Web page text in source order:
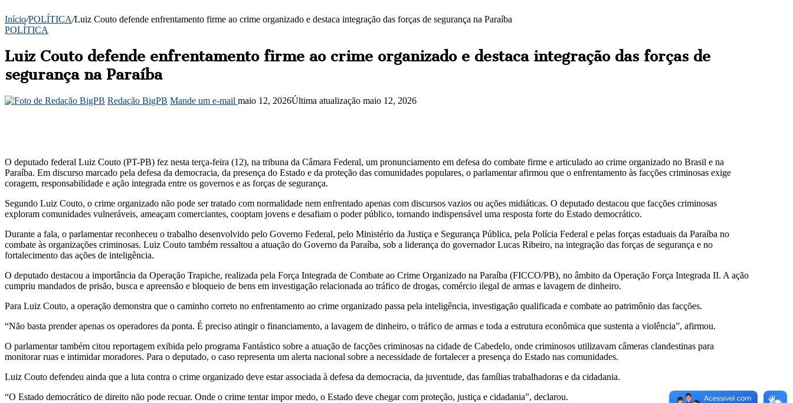
Início/POLÍTICA/Luiz Couto defende enfrentamento firme ao crime organizado e destaca integração das forças de segurança na Paraíba
POLÍTICA
Luiz Couto defende enfrentamento firme ao crime organizado e destaca integração das forças de
segurança na Paraíba
Redação BigPB Mande um e-mail maio 12, 2026Última atualização maio 12, 2026
O deputado federal Luiz Couto (PT-PB) fez nesta terça-feira (12), na tribuna da Câmara Federal, um pronunciamento em defesa do combate firme e articulado ao crime organizado no Brasil e na
Paraíba. Em discurso marcado pela defesa da democracia, da presença do Estado e da proteção das comunidades populares, o parlamentar afirmou que o enfrentamento às facções criminosas exige
coragem, responsabilidade e ação integrada entre os governos e as forças de segurança.
Segundo Luiz Couto, o crime organizado não pode ser tratado com normalidade nem enfrentado apenas com discursos vazios ou ações midiáticas. O deputado destacou que facções criminosas
exploram comunidades vulneráveis, ameaçam comerciantes, cooptam jovens e desafiam o poder público, tornando indispensável uma resposta forte do Estado democrático.
Durante a fala, o parlamentar reconheceu o trabalho desenvolvido pelo Governo Federal, pelo Ministério da Justiça e Segurança Pública, pela Polícia Federal e pelas forças estaduais da Paraíba no
combate às organizações criminosas. Luiz Couto também ressaltou a atuação do Governo da Paraíba, sob a liderança do governador Lucas Ribeiro, na integração das forças de segurança e no
fortalecimento das ações de inteligência.
O deputado destacou a importância da Operação Trapiche, realizada pela Força Integrada de Combate ao Crime Organizado na Paraíba (FICCO/PB), no âmbito da Operação Força Integrada II. A ação
cumpriu mandados de prisão, busca e apreensão e bloqueio de bens em investigação relacionada ao tráfico de drogas, comércio ilegal de armas e lavagem de dinheiro.
Para Luiz Couto, a operação demonstra que o caminho correto no enfrentamento ao crime organizado passa pela inteligência, investigação qualificada e combate ao patrimônio das facções.
“Não basta prender apenas os operadores da ponta. É preciso atingir o financiamento, a lavagem de dinheiro, o tráfico de armas e toda a estrutura econômica que sustenta a violência”, afirmou.
O parlamentar também citou reportagem exibida pelo programa Fantástico sobre a atuação de facções criminosas na cidade de Cabedelo, onde criminosos utilizavam câmeras clandestinas para
monitorar ruas e intimidar moradores. Para o deputado, o caso representa um alerta nacional sobre a necessidade de fortalecer a presença do Estado nas comunidades.
Luiz Couto defendeu ainda que a luta contra o crime organizado deve estar associada à defesa da democracia, da juventude, das famílias trabalhadoras e da cidadania.
“O Estado democrático de direito não pode recuar. Onde o crime tentar impor medo, o Estado deve chegar com proteção, justiça e cidadania”, declarou.